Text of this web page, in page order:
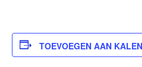
TOEVOEGEN AAN